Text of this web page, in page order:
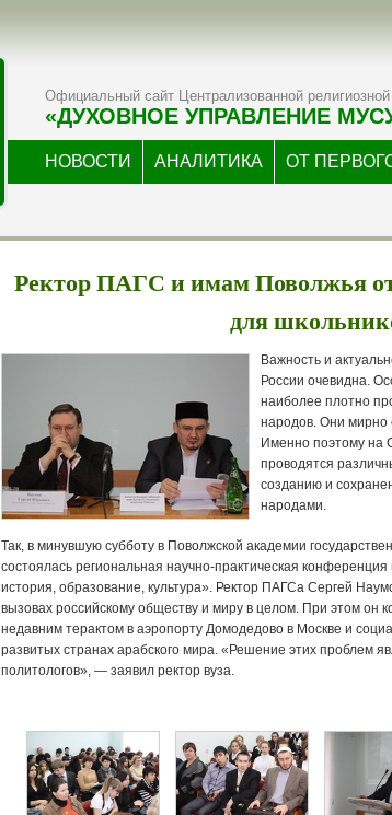
Официальный сайт Централизованной религиозной
«ДУХОВНОЕ УПРАВЛЕНИЕ
НОВОСТИ АНАЛИТИКА ОТ
Ректор ПАГС и имам Поволжья
для
Важность и
России очевидна.
наиболее плотно
народов. Они мирно
Именно поэтому на
проводятся
созданию и
народами.
Так, в минувшую субботу в Поволжской академии
состоялась региональная научно-практическая
история, образование, культура». Ректор ПАГСа Сергей
вызовах российскому обществу и миру в целом. При этом он
недавним терактом в аэропорту Домодедово в Москве и
развитых странах арабского мира. «Решение этих проблем
политологов», — заявил ректор вуза.